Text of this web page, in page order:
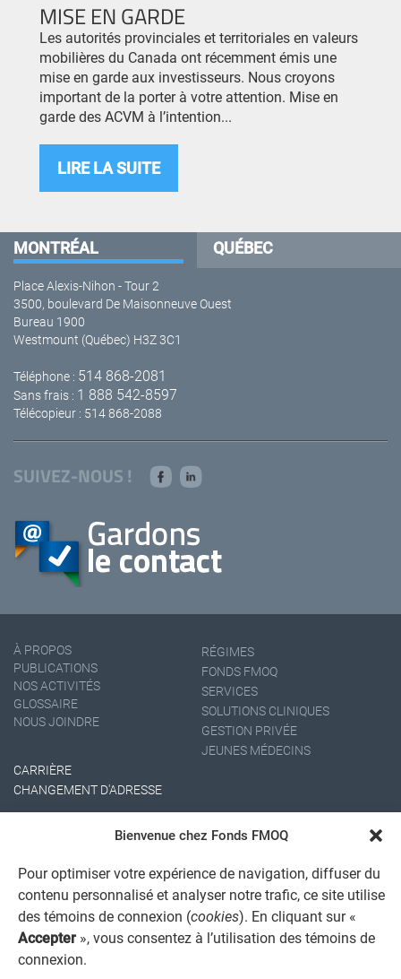
Bienvenue chez Fonds FMOQ
Pour optimiser votre expérience de navigation, diffuser du
contenu personnalisé et analyser notre trafic, ce site utilise
des témoins de connexion (cookies). En cliquant sur «
Accepter », vous consentez à l’utilisation des témoins de
connexion.
MISE EN GARDE
Les autorités provinciales et territoriales en valeurs
mobilières du Canada ont récemment émis une
mise en garde aux investisseurs. Nous croyons
important de la porter à votre attention. Mise en
garde des ACVM à l’intention...
LIRE LA SUITE
MONTRÉAL QUÉBEC
Place Alexis-Nihon - Tour 2
3500, boulevard De Maisonneuve Ouest
Bureau 1900
Westmount (Québec) H3Z 3C1
Téléphone : 514 868-2081
Sans frais : 1 888 542-8597
Télécopieur : 514 868-2088
SUIVEZ-NOUS !
À PROPOS
PUBLICATIONS
NOS ACTIVITÉS
GLOSSAIRE
NOUS JOINDRE
RÉGIMES
FONDS FMOQ
SERVICES
SOLUTIONS CLINIQUES
GESTION PRIVÉE
JEUNES MÉDECINS
CARRIÈRE
CHANGEMENT D'ADRESSE
AVIS JURIDIQUE GÉNÉRAL
AVIS À L'USAGER